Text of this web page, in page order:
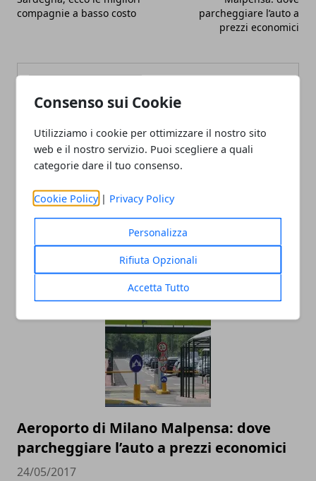
Consenso sui Cookie
Utilizziamo i cookie per ottimizzare il nostro sito
web e il nostro servizio. Puoi scegliere a quali
categorie dare il tuo consenso.
Cookie Policy | Privacy Policy
Personalizza
Rifiuta Opzionali
Accetta Tutto
compagnie a basso costo
parcheggiare l’auto a
prezzi economici
Redazione
ARTICOLI CORRELATI
Aeroporto di Milano Malpensa: dove
parcheggiare l’auto a prezzi economici
24/05/2017